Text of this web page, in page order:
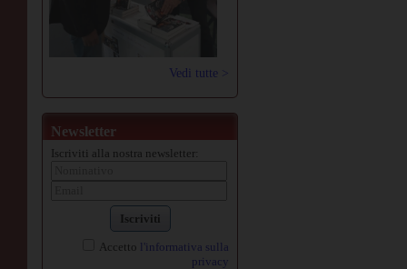
Vedi tutte >
Newsletter
Iscriviti alla nostra newsletter:
Iscriviti
Accetto l'informativa sulla
privacy